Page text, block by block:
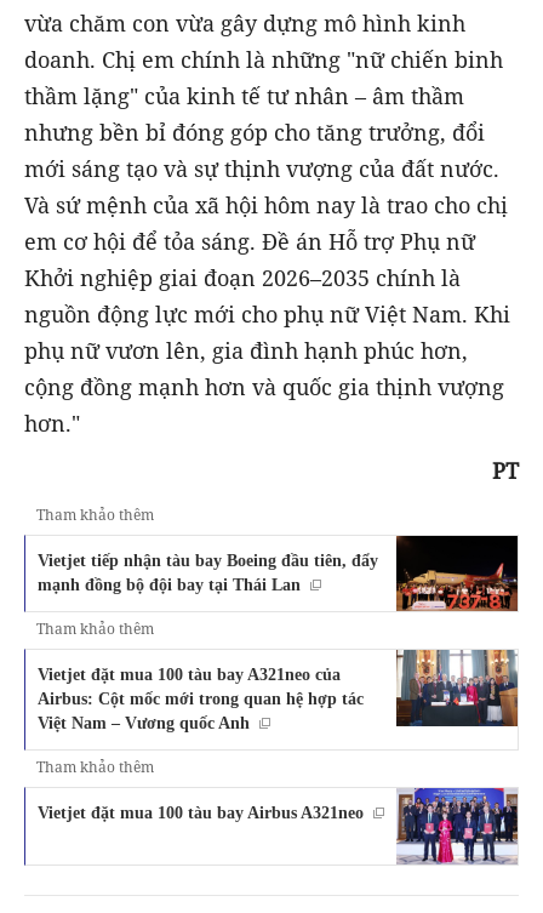
vừa chăm con vừa gây dựng mô hình kinh
doanh. Chị em chính là những "nữ chiến binh
thầm lặng" của kinh tế tư nhân – âm thầm
nhưng bền bỉ đóng góp cho tăng trưởng, đổi
mới sáng tạo và sự thịnh vượng của đất nước.
Và sứ mệnh của xã hội hôm nay là trao cho chị
em cơ hội để tỏa sáng. Đề án Hỗ trợ Phụ nữ
Khởi nghiệp giai đoạn 2026–2035 chính là
nguồn động lực mới cho phụ nữ Việt Nam. Khi
phụ nữ vươn lên, gia đình hạnh phúc hơn,
cộng đồng mạnh hơn và quốc gia thịnh vượng
hơn."
PT
Tham khảo thêm
Vietjet tiếp nhận tàu bay Boeing đầu tiên, đẩy
mạnh đồng bộ đội bay tại Thái Lan
Tham khảo thêm
Vietjet đặt mua 100 tàu bay A321neo của
Airbus: Cột mốc mới trong quan hệ hợp tác
Việt Nam – Vương quốc Anh
Tham khảo thêm
Vietjet đặt mua 100 tàu bay Airbus A321neo